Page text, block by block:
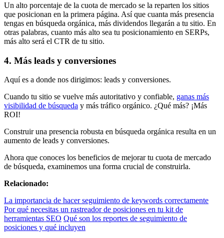
Un alto porcentaje de la cuota de mercado se la reparten los sitios
que posicionan en la primera página. Así que cuanta más presencia
tengas en búsqueda orgánica, más dividendos llegarán a tu sitio. En
otras palabras, cuanto más alto sea tu posicionamiento en SERPs,
más alto será el CTR de tu sitio.
4. Más leads y conversiones
Aquí es a donde nos dirigimos: leads y conversiones.
Cuando tu sitio se vuelve más autoritativo y confiable, ganas más
visibilidad de búsqueda y más tráfico orgánico. ¿Qué más? ¡Más
ROI!
Construir una presencia robusta en búsqueda orgánica resulta en un
aumento de leads y conversiones.
Ahora que conoces los beneficios de mejorar tu cuota de mercado
de búsqueda, examinemos una forma crucial de construirla.
Relacionado:
La importancia de hacer seguimiento de keywords correctamente
Por qué necesitas un rastreador de posiciones en tu kit de
herramientas SEO Qué son los reportes de seguimiento de
posiciones y qué incluyen